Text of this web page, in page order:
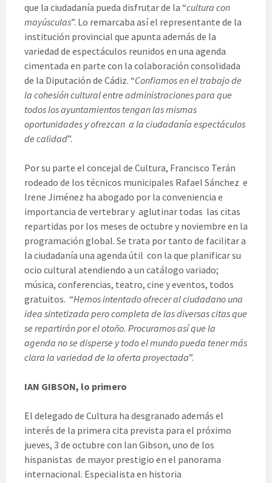
que la ciudadanía pueda disfrutar de la “cultura con
mayúsculas”. Lo remarcaba así el representante de la
institución provincial que apunta además de la
variedad de espectáculos reunidos en una agenda
cimentada en parte con la colaboración consolidada
de la Diputación de Cádiz. “Confiamos en el trabajo de
la cohesión cultural entre administraciones para que
todos los ayuntamientos tengan las mismas
oportunidades y ofrezcan a la ciudadanía espectáculos
de calidad”.
Por su parte el concejal de Cultura, Francisco Terán
rodeado de los técnicos municipales Rafael Sánchez e
Irene Jiménez ha abogado por la conveniencia e
importancia de vertebrar y aglutinar todas las citas
repartidas por los meses de octubre y noviembre en la
programación global. Se trata por tanto de facilitar a
la ciudadanía una agenda útil con la que planificar su
ocio cultural atendiendo a un catálogo variado;
música, conferencias, teatro, cine y eventos, todos
gratuitos. “Hemos intentado ofrecer al ciudadano una
idea sintetizada pero completa de las diversas citas que
se repartirán por el otoño. Procuramos así que la
agenda no se disperse y todo el mundo pueda tener más
clara la variedad de la oferta proyectada”.
IAN GIBSON, lo primero
El delegado de Cultura ha desgranado además el
interés de la primera cita prevista para el próximo
jueves, 3 de octubre con Ian Gibson, uno de los
hispanistas de mayor prestigio en el panorama
internacional. Especialista en historia